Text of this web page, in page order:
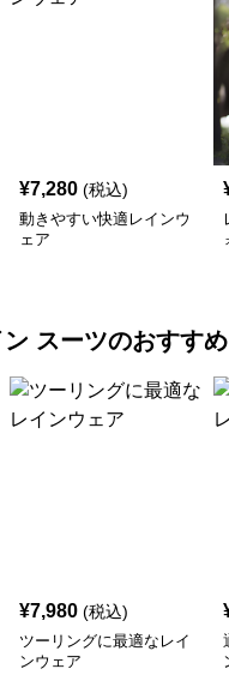
¥7,280 (税込)
動きやすい快適レインウ
ェア
ン スーツのおすす
¥7,980 (税込)
ツーリングに最適なレイ
ンウェア